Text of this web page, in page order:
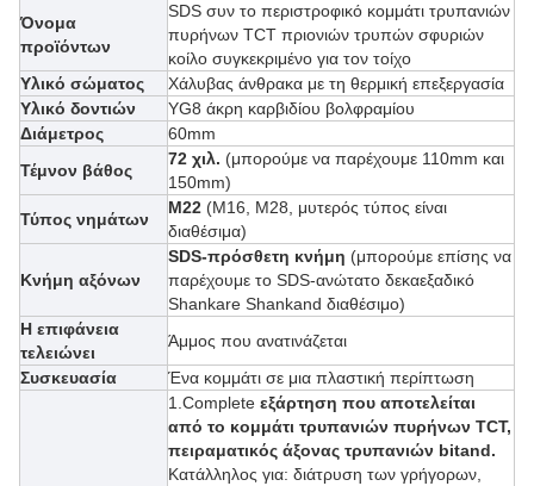
Όνομα
προϊόντων
SDS συν το περιστροφικό κομμάτι τρυπανιών
πυρήνων TCT πριονιών τρυπών σφυριών
κοίλο συγκεκριμένο για τον τοίχο
Υλικό σώματος
Χάλυβας άνθρακα με τη θερμική επεξεργασία
Υλικό δοντιών
YG8 άκρη καρβιδίου βολφραμίου
Διάμετρος
60mm
Τέμνον βάθος
72 χιλ. (μπορούμε να παρέχουμε 110mm και
150mm)
Τύπος νημάτων
M22 (M16, M28, μυτερός τύπος είναι
διαθέσιμα)
Κνήμη αξόνων
SDS-πρόσθετη κνήμη (μπορούμε επίσης να
παρέχουμε το SDS-ανώτατο δεκαεξαδικό
Shankare Shankand διαθέσιμο)
Η επιφάνεια
τελειώνει
Άμμος που ανατινάζεται
Συσκευασία
Ένα κομμάτι σε μια πλαστική περίπτωση
1.Complete εξάρτηση που αποτελείται
από το κομμάτι τρυπανιών πυρήνων TCT,
πειραματικός άξονας τρυπανιών bitand.
Κατάλληλος για: διάτρυση των γρήγορων,